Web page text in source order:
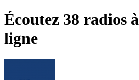
Écoutez 38 radios à
ligne